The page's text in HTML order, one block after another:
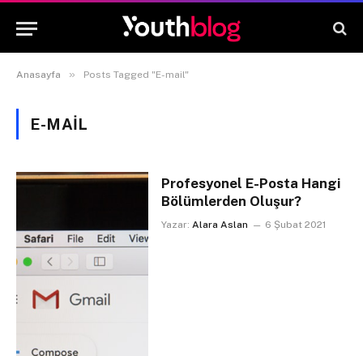
Anasayfa » Posts Tagged "E-mail"
E-MAIL
Profesyonel E-Posta Hangi
Bölümlerden Oluşur?
Yazar: Alara Aslan 6 Şubat 2021